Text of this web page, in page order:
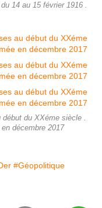
14 au 15 février 1916 .
du XXéme siècle .
décembre 2017
#Géopolitique